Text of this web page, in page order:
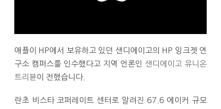
애플이 HP에서 보유하고 있던 샌디에이고의 HP 잉크젯 연
구소 캠퍼스를 인수했다고 지역 언론인 샌디에이고 유니온
트리뷴이 전했습니다.
란초 비스타 코퍼레이트 센터로 알려진 67.6 에이커 규모